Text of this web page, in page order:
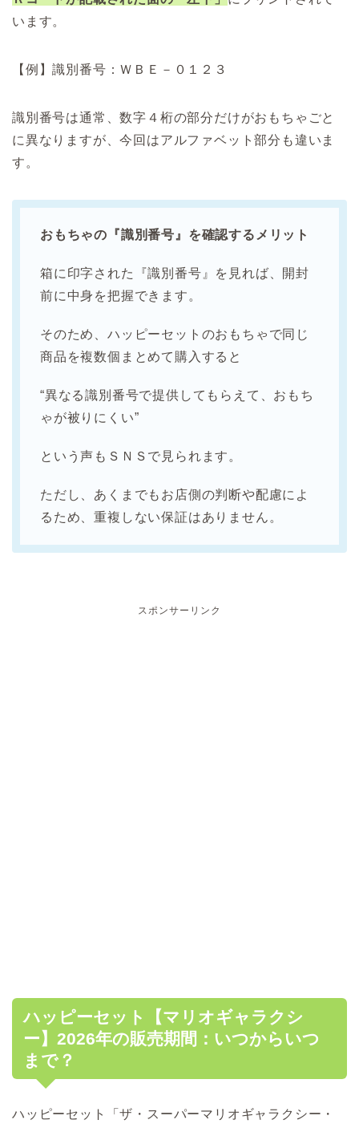
います。
【例】識別番号：ＷＢＥ－０１２３
識別番号は通常、数字４桁の部分だけがおもちゃごと
に異なりますが、今回はアルファベット部分も違いま
す。
おもちゃの『識別番号』を確認するメリット
箱に印字された『識別番号』を見れば、開封
前に中身を把握できます。
そのため、ハッピーセットのおもちゃで同じ
商品を複数個まとめて購入すると
“異なる識別番号で提供してもらえて、おもち
ゃが被りにくい”
という声もＳＮＳで見られます。
ただし、あくまでもお店側の判断や配慮によ
るため、重複しない保証はありません。
スポンサーリンク
ハッピーセット【マリオギャラクシ
ー】2026年の販売期間：いつからいつ
まで？
ハッピーセット「ザ・スーパーマリオギャラクシー・